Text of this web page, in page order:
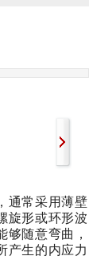
通常采用薄壁
旋形或环形波
随意弯曲，
产生的内应力